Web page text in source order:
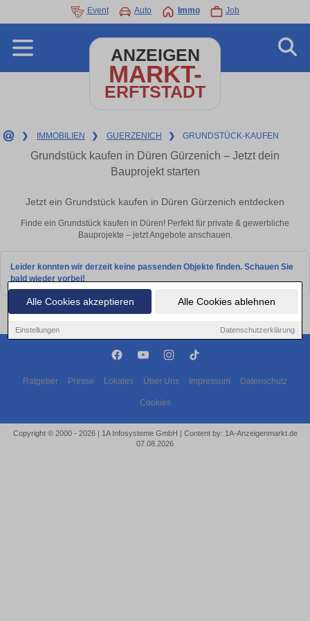
Alle Cookies akzeptieren Alle Cookies ablehnen
Einstellungen Datenschutzerklärung
Event Auto Immo Job
ANZEIGEN
MARKT-
ERFTSTADT
❯ IMMOBILIEN ❯ GUERZENICH ❯ GRUNDSTÜCK-KAUFEN
Grundstück kaufen in Düren Gürzenich – Jetzt dein
Bauprojekt starten
Jetzt ein Grundstück kaufen in Düren Gürzenich entdecken
Finde ein Grundstück kaufen in Düren! Perfekt für private & gewerbliche
Bauprojekte – jetzt Angebote anschauen.
Leider konnten wir derzeit keine passenden Objekte finden. Schauen Sie
bald wieder vorbei!
Ratgeber Presse Lokales Über Uns Impressum Datenschutz
Cookies
Copyright © 2000 - 2026 | 1A Infosysteme GmbH | Content by: 1A-Anzeigenmarkt.de
07.08.2026